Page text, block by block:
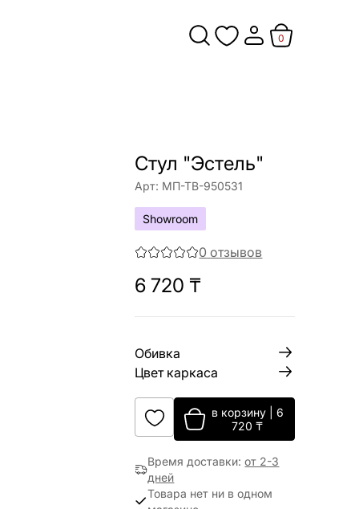
0
Стул "Эстель"
Арт: МП-ТВ-950531
Showroom
0 отзывов
6 720 ₸
Обивка
Цвет каркаса
в корзину| 6
720 ₸
Время доставки:от 2-3
дней
Товара нет ни в одном